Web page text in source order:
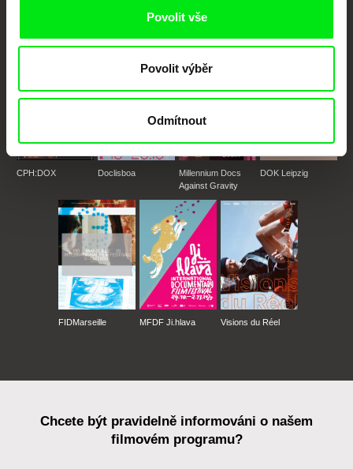
Povolit vše
Povolit výběr
Odmítnout
Členové Doc Alliance
CPH:DOX Doclisboa
Millennium Docs
Against Gravity
DOK Leipzig
FIDMarseille MFDF Ji.hlava Visions du Réel
Chcete být pravidelně informováni o našem
filmovém programu?